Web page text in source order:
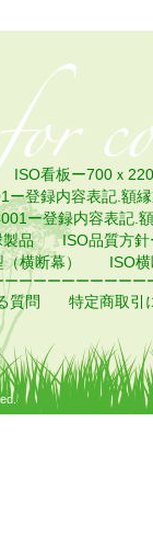
ISO看板ー700ｘ220
ー登録内容表記.額
ー登録内容表記.
製品
ISO品質方
横断幕） ISO
ーーーーーーーー
質問 特定商取引